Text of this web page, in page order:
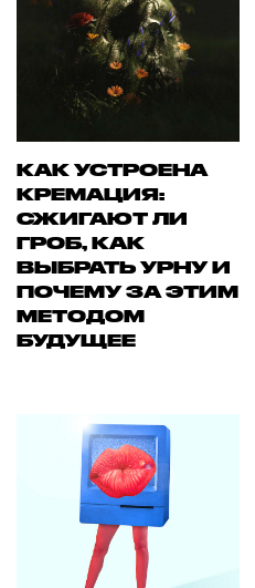
КАК УСТРОЕНА
КРЕМАЦИЯ:
СЖИГАЮТ ЛИ
ГРОБ, КАК
ВЫБРАТЬ УРНУ И
ПОЧЕМУ ЗА ЭТИМ
МЕТОДОМ
БУДУЩЕЕ